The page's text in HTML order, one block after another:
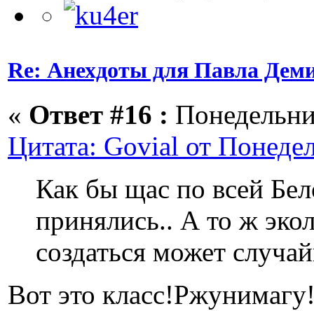
Re: Анехдоты для Павла
« Ответ #16 :
Цитата: Govial от
Как бы щас по всей
принялись.. А то ж
создаться может
Вот это